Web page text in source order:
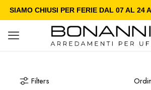
SIAMO CHIUSI PER FERIE DAL 07 AL 24
Filters